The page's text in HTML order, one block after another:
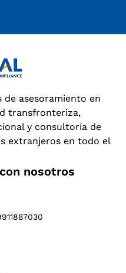
de asesoramiento en
transfronteriza,
y consultoría de
extranjeros en todo el
nosotros